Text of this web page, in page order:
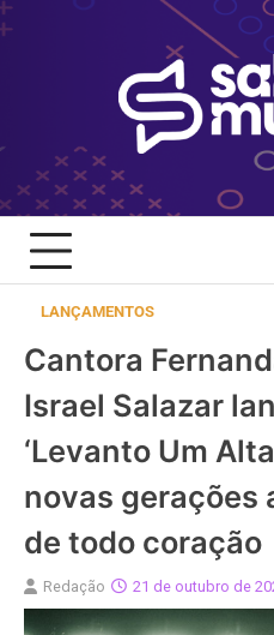
Skip
to
LANÇAMENTOS
Cantora
Israel Salazar
‘Levanto Um
novas gerações
de todo coração
Redação 21 de outubro de